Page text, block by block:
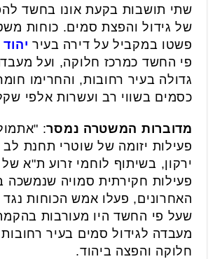
שתי תושבות בקעת אונו בחשד
של גידול והפצת סמים. כוחות
פשטו במקביל על דירה בעיר יהוד
פי החשד כמרכז חלוקה, ועל
גדולה בעיר רחובות, והחרימו
כסמים בשווי רב ועשרות אלפי
מדוברות המשטרה נמסר:
פעילות יזומה של שוטרי תחנת
ירקון, בשיתוף לוחמי זרוע ת"א
פעילות חקירתית סמויה שנמשכה
האחרונים, פעלו אמש הכוחות
שעל פי החשד היו מעורבות
מעבדה לגידול סמים בעיר רחובות
חלוקה והפצה ביהוד.